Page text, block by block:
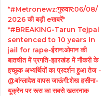
*#Metronewz:गुरुवार:06/08/
2026 की बड़ी eखबरें*
*#BREAKING-Tarun Tejpal
sentenced to 10 years in
jail for rape-ईरान:ओमान की
बातचीत में प्रगति-झारखंड में नौकरी के
इच्छुक अभ्यर्थियों का प्रदर्शन हुआ तेज -
@बांग्लादेश वापस जाऊंगी:शेख हसीना-
यूक्रेन पर रूस का सबसे खतरनाक